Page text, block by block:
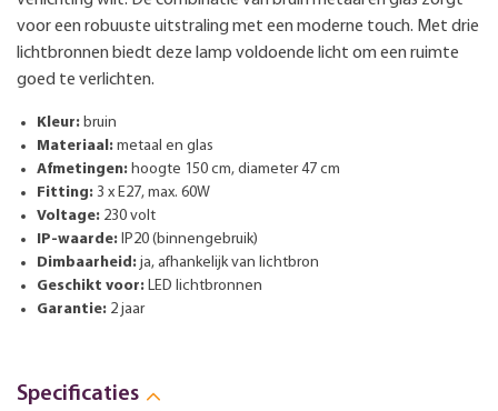
voor een robuuste uitstraling met een moderne touch. Met drie
lichtbronnen biedt deze lamp voldoende licht om een ruimte
goed te verlichten.
Kleur: bruin
Materiaal: metaal en glas
Afmetingen: hoogte 150 cm, diameter 47 cm
Fitting: 3 x E27, max. 60W
Voltage: 230 volt
IP-waarde: IP20 (binnengebruik)
Dimbaarheid: ja, afhankelijk van lichtbron
Geschikt voor: LED lichtbronnen
Garantie: 2 jaar
Specificaties